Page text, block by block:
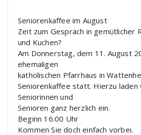
Seniorenkaffee im August
Zeit zum Gespräch in gemütlicher
und Kuchen?
Am Donnerstag, dem 11. August
ehemaligen
katholischen Pfarrhaus in
Seniorenkaffee statt. Hierzu laden
Seniorinnen und
Senioren ganz herzlich ein.
Beginn 16.00 Uhr
Kommen Sie doch einfach vorbei.